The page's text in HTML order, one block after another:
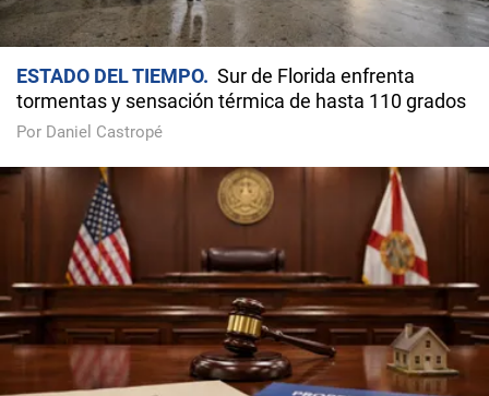
ESTADO DEL TIEMPO
Sur de Florida enfrenta
tormentas y sensación térmica de hasta 110 grados
Por Daniel Castropé